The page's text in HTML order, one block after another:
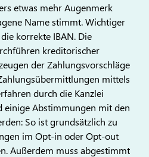
etwas mehr Augenmerk
Name stimmt. Wichtiger
korrekte IBAN. Die
kreditorischer
der Zahlungsvorschläge
mittels
durch die Kanzlei
einige Abstimmungen mit den
So ist grundsätzlich zu
im Opt-in oder Opt-out
Außerdem muss abgestimmt